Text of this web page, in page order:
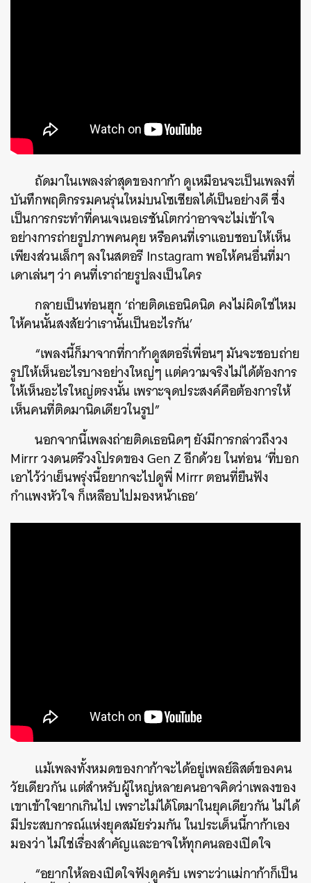
ถัดมาในเพลงล่าสุดของกาก้า ดูเหมือนจะเป็นเพลงที่
บันทึกพฤติกรรมคนรุ่นใหม่บนโซเชียลได้เป็นอย่างดี ซึ่ง
เป็นการกระทำที่คนเจเนอเรชันโตกว่าอาจจะไม่เข้าใจ
อย่างการถ่ายรูปภาพคนคุย หรือคนที่เราแอบชอบให้เห็น
เพียงส่วนเล็กๆ ลงในสตอรี Instagram พอให้คนอื่นที่มา
เดาเล่นๆ ว่า คนที่เราถ่ายรูปลงเป็นใคร
กลายเป็นท่อนฮุก ‘ถ่ายติดเธอนิดนิด คงไม่ผิดใช่ไหม
ให้คนนั้นสงสัยว่าเรานั้นเป็นอะไรกัน’
“เพลงนี้ก็มาจากที่กาก้าดูสตอรี่เพื่อนๆ มันจะชอบถ่าย
รูปให้เห็นอะไรบางอย่างใหญ่ๆ แต่ความจริงไม่ได้ต้องการ
ให้เห็นอะไรใหญ่ตรงนั้น เพราะจุดประสงค์คือต้องการให้
เห็นคนที่ติดมานิดเดียวในรูป”
นอกจากนี้เพลงถ่ายติดเธอนิดๆ ยังมีการกล่าวถึงวง
Mirrr วงดนตรีวงโปรดของ Gen Z อีกด้วย ในท่อน ‘ที่บอก
เอาไว้ว่าเย็นพรุ่งนี้อยากจะไปดูพี่ Mirrr ตอนที่ยืนฟัง
กำแพงหัวใจ ก็เหลือบไปมองหน้าเธอ’
แม้เพลงทั้งหมดของกาก้าจะได้อยู่เพลย์ลิสต์ของคน
วัยเดียวกัน แต่สำหรับผู้ใหญ่หลายคนอาจคิดว่าเพลงของ
เขาเข้าใจยากเกินไป เพราะไม่ได้โตมาในยุคเดียวกัน ไม่ได้
มีประสบการณ์แห่งยุคสมัยร่วมกัน ในประเด็นนี้กาก้าเอง
มองว่า ไม่ใช่เรื่องสำคัญและอาจให้ทุกคนลองเปิดใจ
“อยากให้ลองเปิดใจฟังดูครับ เพราะว่าแม่กาก้าก็เป็น